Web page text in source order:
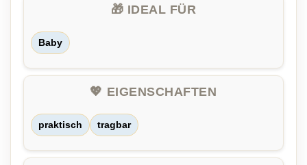
🎁 IDEAL FÜR
Baby
💖 EIGENSCHAFTEN
praktisch tragbar